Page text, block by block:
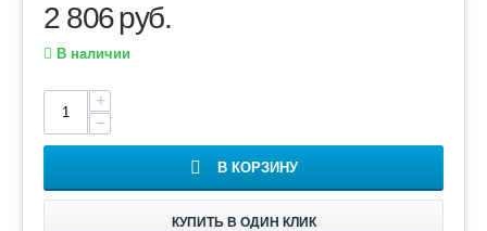
2 806руб.
В наличии
+
−
В КОРЗИНУ
КУПИТЬ В ОДИН КЛИК